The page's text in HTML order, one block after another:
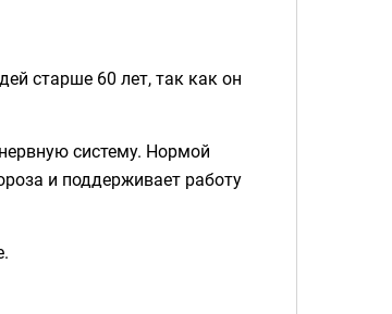
старше 60 лет, так как он
систему. Нормой
и поддерживает работу